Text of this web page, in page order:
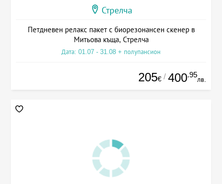
Стрелча
Петдневен релакс пакет с биорезонансен скенер в
Митьова къща, Стрелча
Дата: 01.07 - 31.08 + полупансион
205€ / 400.95
лв.